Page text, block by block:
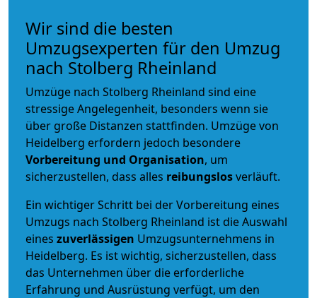
Wir sind die besten
Umzugsexperten für den Umzug
nach Stolberg Rheinland
Umzüge nach Stolberg Rheinland sind eine
stressige Angelegenheit, besonders wenn sie
über große Distanzen stattfinden. Umzüge von
Heidelberg erfordern jedoch besondere
Vorbereitung und Organisation, um
sicherzustellen, dass alles reibungslosverläuft.
Ein wichtiger Schritt bei der Vorbereitung eines
Umzugs nach Stolberg Rheinland ist die Auswahl
eines zuverlässigen Umzugsunternehmens in
Heidelberg. Es ist wichtig, sicherzustellen, dass
das Unternehmen über die erforderliche
Erfahrung und Ausrüstung verfügt, um den